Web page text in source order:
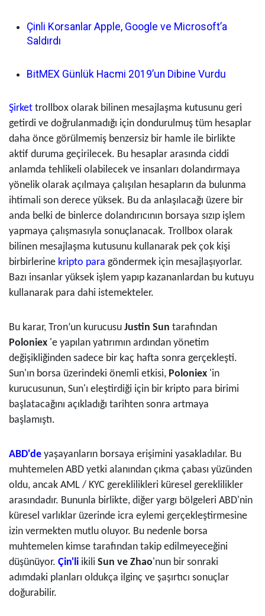
Çinli Korsanlar Apple, Google ve Microsoft’a
Saldırdı
BitMEX Günlük Hacmi 2019’un Dibine Vurdu
Şirket trollbox olarak bilinen mesajlaşma kutusunu geri
getirdi ve doğrulanmadığı için dondurulmuş tüm hesaplar
daha önce görülmemiş benzersiz bir hamle ile birlikte
aktif duruma geçirilecek. Bu hesaplar arasında ciddi
anlamda tehlikeli olabilecek ve insanları dolandırmaya
yönelik olarak açılmaya çalışılan hesapların da bulunma
ihtimali son derece yüksek. Bu da anlaşılacağı üzere bir
anda belki de binlerce dolandırıcının borsaya sızıp işlem
yapmaya çalışmasıyla sonuçlanacak. Trollbox olarak
bilinen mesajlaşma kutusunu kullanarak pek çok kişi
birbirlerine kripto para göndermek için mesajlaşıyorlar.
Bazı insanlar yüksek işlem yapıp kazananlardan bu kutuyu
kullanarak para dahi istemekteler.
Bu karar, Tron’un kurucusu Justin Sun tarafından
Poloniex 'e yapılan yatırımın ardından yönetim
değişikliğinden sadece bir kaç hafta sonra gerçekleşti.
Sun'ın borsa üzerindeki önemli etkisi, Poloniex 'in
kurucusunun, Sun'ı eleştirdiği için bir kripto para birimi
başlatacağını açıkladığı tarihten sonra artmaya
başlamıştı.
ABD'de yaşayanların borsaya erişimini yasakladılar. Bu
muhtemelen ABD yetki alanından çıkma çabası yüzünden
oldu, ancak AML / KYC gereklilikleri küresel gereklilikler
arasındadır. Bununla birlikte, diğer yargı bölgeleri ABD'nin
küresel varlıklar üzerinde icra eylemi gerçekleştirmesine
izin vermekten mutlu oluyor. Bu nedenle borsa
muhtemelen kimse tarafından takip edilmeyeceğini
düşünüyor. Çin'li ikili Sun ve Zhao'nun bir sonraki
adımdaki planları oldukça ilginç ve şaşırtıcı sonuçlar
doğurabilir.